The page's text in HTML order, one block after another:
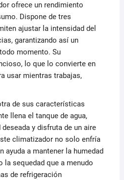
ofrece un rendimiento
Dispone de tres
ajustar la intensidad del
garantizando así un
momento. Su
lo que lo convierte en
usar mientras trabajas,
de sus características
llena el tanque de agua,
y disfruta de un aire
climatizador no solo enfría
ayuda a mantener la humedad
la sequedad que a menudo
de refrigeración